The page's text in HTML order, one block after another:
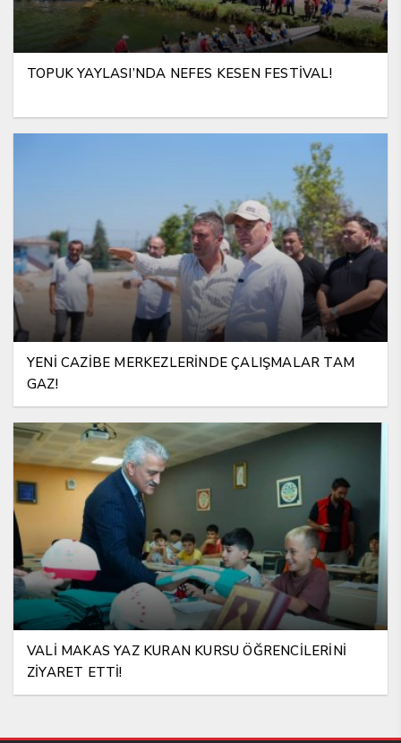
TOPUK YAYLASI’NDA NEFES KESEN FESTİVAL!
YENİ CAZİBE MERKEZLERİNDE ÇALIŞMALAR TAM
GAZ!
VALİ MAKAS YAZ KURAN KURSU ÖĞRENCİLERİNİ
ZİYARET ETTİ!